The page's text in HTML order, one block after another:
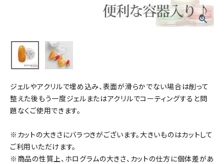
ジェルやアクリルで埋め込み、表面が滑らかでない場合は削って
整えた後もう一度ジェルまたはアクリルでコーティングすると問
題なくご使用できます。
※カットの大きさにバラつきがございます。大きいものはカットして
ご利用いただけます。
※商品の性質上、ホログラムの大きさ、カットの仕方に個体差があ